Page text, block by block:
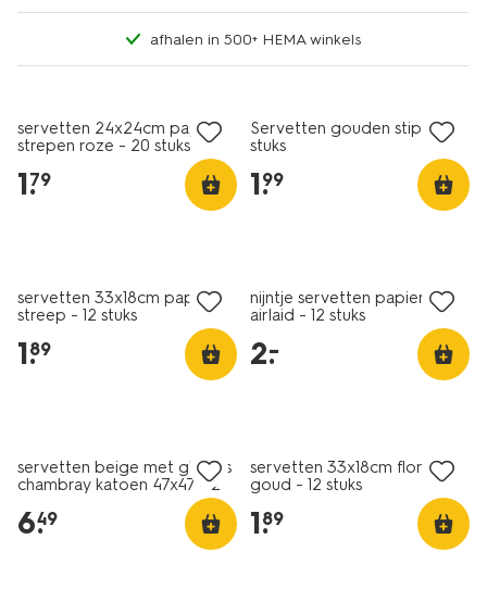
afhalen in 500+ HEMA winkels
servetten 24x24cm papier
strepen roze - 20 stuks
1.
79
Servetten gouden stip 20
stuks
1.
99
servetten 33x18cm papier
streep - 12 stuks
1.
89
nijntje servetten papier
airlaid - 12 stuks
2.
–
servetten beige met glitters
chambray katoen 47x47 - 2
6.
49
servetten 33x18cm floraal
goud - 12 stuks
1.
89